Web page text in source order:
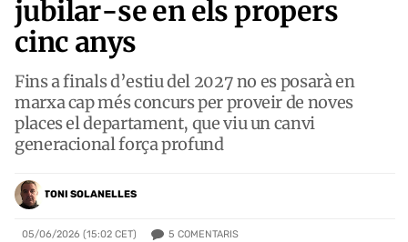
jubilar-se en els propers
cinc anys
Fins a finals d’estiu del 2027 no es posarà en
marxa cap més concurs per proveir de noves
places el departament, que viu un canvi
generacional força profund
TONI SOLANELLES
05/06/2026 (15:02 CET) 5 COMENTARIS